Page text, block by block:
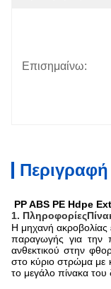
Επισημαίνω:
PP ABS PE Hdpe
1. Πληροφορίες
Η μηχανή ακροβολίας
παραγωγής για την
ανθεκτικού στην
στο κύριο στρώμα με
το μεγάλο πίνακα